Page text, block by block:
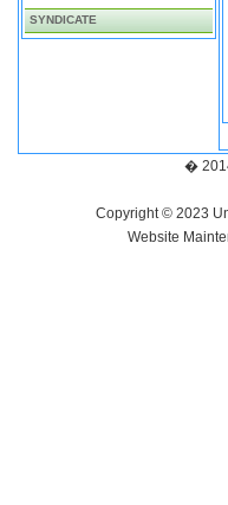
SYNDICATE
�
Copyright © 2023
Website